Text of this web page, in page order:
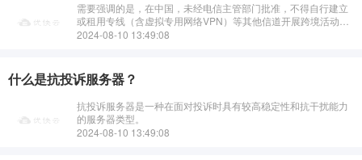
需要强调的是，在中国，未经电信主管部门批准，不得自行建立
或租用专线（含虚拟专用网络VPN）等其他信道开展跨境活动。
个人私自使用所谓“抗投诉服务器”（特别是一些国外的此类服务
2024-08-10 13:49:08
什么是抗投诉服务器？
抗投诉服务器是一种在面对投诉时具有较高稳定性和抗干扰能力
的服务器类型。
2024-08-10 13:49:08